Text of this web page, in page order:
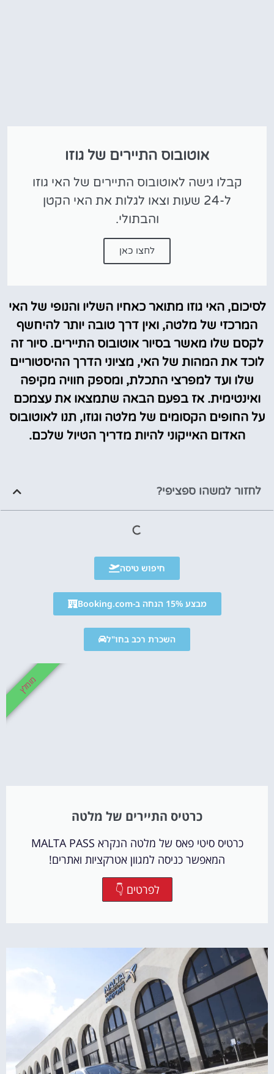
אוטובוס התיירים של גוזו
קבלו גישה לאוטובוס התיירים של האי גוזו
ל-24 שעות וצאו לגלות את האי הקטן
והבתולי.
לחצו כאן
לסיכום, האי גוזו מתואר כאחיו השליו והנופי של האי
המרכזי של מלטה, ואין דרך טובה יותר להיחשף
לקסם שלו מאשר בסיור אוטובוס התיירים. סיור זה
לוכד את המהות של האי, מציוני הדרך ההיסטוריים
שלו ועד למפרצי התכלת, ומספק חוויה מקיפה
ואינטימית. אז בפעם הבאה שתמצאו את עצמכם
על החופים הקסומים של מלטה וגוזו, תנו לאוטובוס
האדום האייקוני להיות מדריך הטיול שלכם.
לחזור למשהו ספציפי?
חיפוש טיסה
מבצע 15% הנחה ב-Booking.com
השכרת רכב בחו"ל
כרטיס התיירים של מלטה
כרטיס סיטי פאס של מלטה הנקרא MALTA PASS
המאפשר כניסה למגוון אטרקציות ואתרים!
לפרטים 👇
מומלץ